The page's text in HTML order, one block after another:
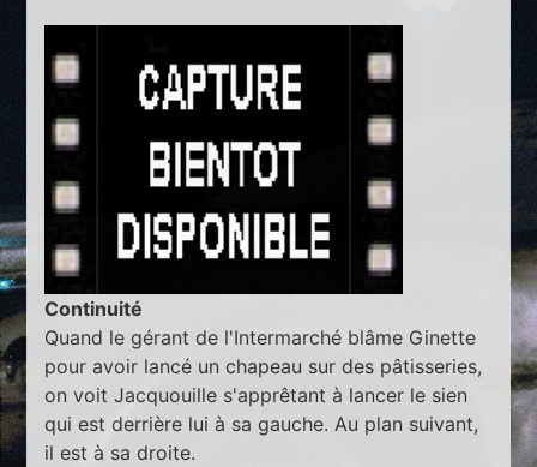
Continuité
Quand le gérant de l'Intermarché blâme Ginette
pour avoir lancé un chapeau sur des pâtisseries,
on voit Jacquouille s'apprêtant à lancer le sien
qui est derrière lui à sa gauche. Au plan suivant,
il est à sa droite.